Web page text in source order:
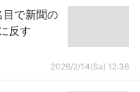
目で新聞の
反す
2026/2/14(Sa) 12:36